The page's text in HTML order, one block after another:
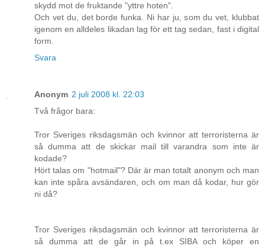
skydd mot de fruktande "yttre hoten".
Och vet du, det borde funka. Ni har ju, som du vet, klubbat
igenom en alldeles likadan lag för ett tag sedan, fast i digital
form.
Svara
Anonym 2 juli 2008 kl. 22:03
Två frågor bara:
Tror Sveriges riksdagsmän och kvinnor att terroristerna är
så dumma att de skickar mail till varandra som inte är
kodade?
Hört talas om "hotmail"? Där är man totalt anonym och man
kan inte spåra avsändaren, och om man då kodar, hur gör
ni då?
Tror Sveriges riksdagsmän och kvinnor att terroristerna är
så dumma att de går in på t.ex SIBA och köper en